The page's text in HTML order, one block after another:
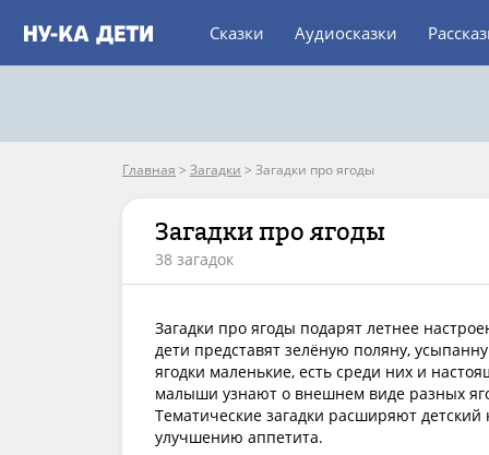
Сказки Аудиосказки
Главная > Загадки > Загадки про ягоды
Загадки про ягоды
38 загадок
Загадки про ягоды подарят летнее
дети представят зелёную поляну,
ягодки маленькие, есть среди них и
малыши узнают о внешнем виде разных
Тематические загадки расширяют
улучшению аппетита.